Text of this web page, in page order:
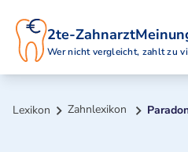
2te-
Wer nicht vergleicht, zahlt zu
Lexikon Zahnlexikon